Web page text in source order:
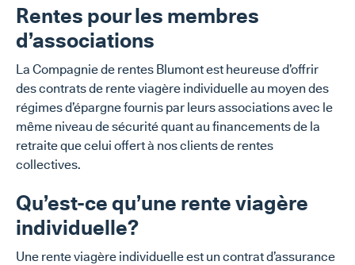
Rentes pour les membres
d’associations
La Compagnie de rentes Blumont est heureuse d’offrir
des contrats de rente viagère individuelle au moyen des
régimes d’épargne fournis par leurs associations avec le
même niveau de sécurité quant au financements de la
retraite que celui offert à nos clients de rentes
collectives.
Qu’est-ce qu’une rente viagère
individuelle?
Une rente viagère individuelle est un contrat d’assurance